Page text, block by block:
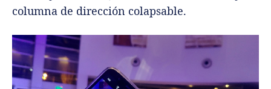
columna de dirección colapsable.